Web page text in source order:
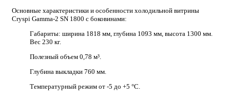
Основные характеристики и особенности холодильной витрины
Cryspi Gamma-2 SN 1800 с боковинами:
Габариты: ширина 1818 мм, глубина 1093 мм, высота 1300 мм.
Вес 230 кг.
Полезный объем 0,78 м³.
Глубина выкладки 760 мм.
Температурный режим от -5 до +5 °C.